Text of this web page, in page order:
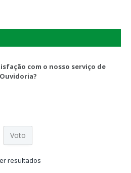
com o nosso serviço de
Ouvidoria?
resultados